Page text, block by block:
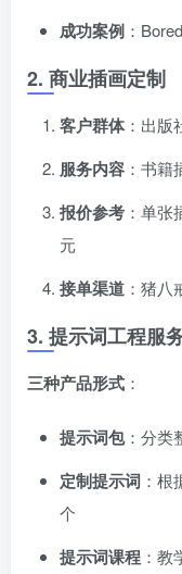
成功案例 ：
2. 商业插画定制
客户群体：出版
服务内容 ：书
报价参考 ：单
元
接单渠道 ：猪
3. 提示词工程服
三种产品形式 ：
提示词包：分类
定制提示词 ：
个
提示词课程 ：